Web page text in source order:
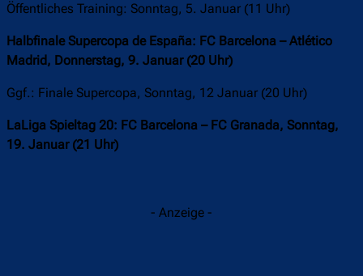
Öffentliches Training: Sonntag, 5. Januar (11 Uhr)
Halbfinale Supercopa de España: FC Barcelona – Atlético
Madrid, Donnerstag, 9. Januar (20 Uhr)
Ggf.: Finale Supercopa, Sonntag, 12 Januar (20 Uhr)
LaLiga Spieltag 20: FC Barcelona – FC Granada, Sonntag,
19. Januar (21 Uhr)
- Anzeige -